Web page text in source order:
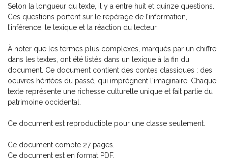
Selon la longueur du texte, il y a entre huit et quinze questions.
Ces questions portent sur le repérage de l’information,
l’inférence, le lexique et la réaction du lecteur.
À noter que les termes plus complexes, marqués par un chiffre
dans les textes, ont été listés dans un lexique à la fin du
document. Ce document contient des contes classiques : des
oeuvres héritées du passé, qui imprègnent l'imaginaire. Chaque
texte représente une richesse culturelle unique et fait partie du
patrimoine occidental.
Ce document est reproductible pour une classe seulement.
Ce document compte 27 pages.
Ce document est en format PDF.